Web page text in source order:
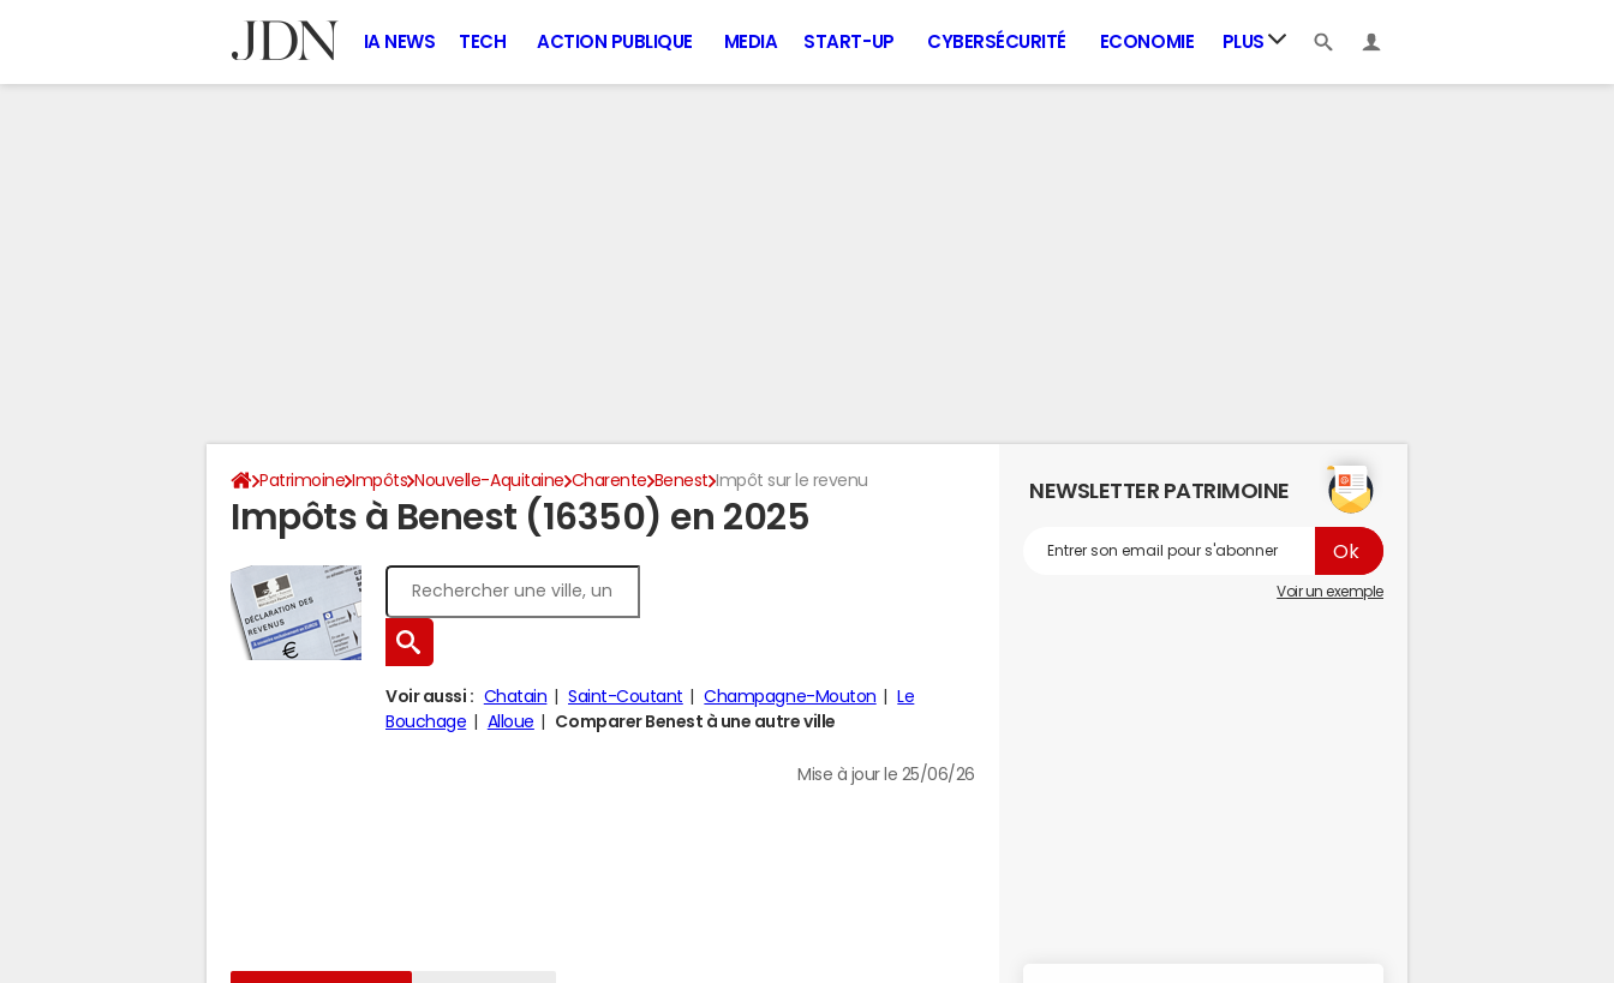
IA NEWS TECH ACTION PUBLIQUE MEDIA START-UP CYBERSÉCURITÉ ECONOMIE PLUS
Patrimoine Impôts Nouvelle-Aquitaine Charente Benest Impôt sur le revenu
Impôts à Benest (16350) en 2025
Voir aussi : Chatain Saint-Coutant Champagne-Mouton
Le
Bouchage
Alloue Comparer Benest à une autre ville
Mise à jour le 25/06/26
NEWSLETTER PATRIMOINE
Voir un exemple